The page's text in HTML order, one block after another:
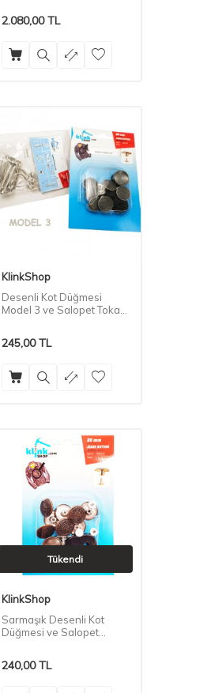
2.080,00TL
KlinkShop
Desenli Kot Düğmesi
Model 3 ve Salopet Tokası
245,00TL
Tükendi
KlinkShop
Sarmaşık Desenli Kot
Düğmesi ve Salopet
240,00TL